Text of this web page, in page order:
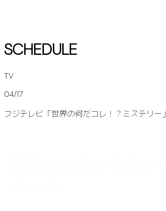
SCHEDULE
TV
04/17
フジテレビ「世界の何だコレ！？ミステリー」